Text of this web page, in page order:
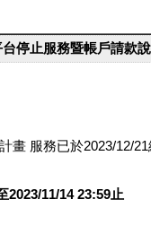
停止服務暨帳戶請款
畫 服務已於2023/12/21
2023/11/14 23:59止